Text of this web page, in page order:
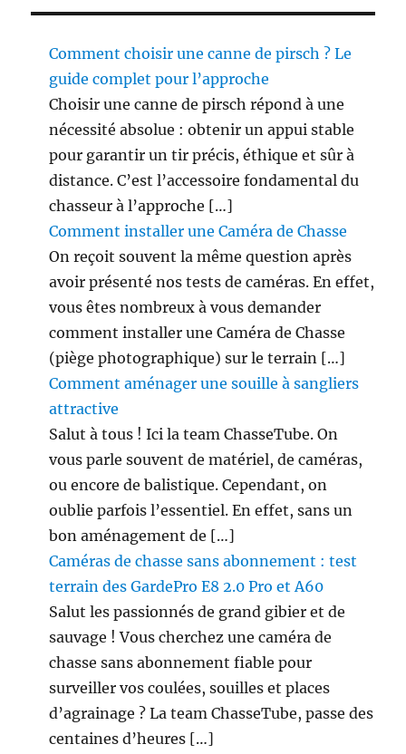
b
e
a
x
c
h
s
s
e
r
s
?
Comment choisir une canne de pirsch ? Le
guide complet pour l’approche
Choisir une canne de pirsch répond à une
nécessité absolue : obtenir un appui stable
pour garantir un tir précis, éthique et sûr à
distance. C’est l’accessoire fondamental du
chasseur à l’approche […]
Comment installer une Caméra de Chasse
On reçoit souvent la même question après
avoir présenté nos tests de caméras. En effet,
vous êtes nombreux à vous demander
comment installer une Caméra de Chasse
(piège photographique) sur le terrain […]
Comment aménager une souille à sangliers
attractive
Salut à tous ! Ici la team ChasseTube. On
vous parle souvent de matériel, de caméras,
ou encore de balistique. Cependant, on
oublie parfois l’essentiel. En effet, sans un
bon aménagement de […]
Caméras de chasse sans abonnement : test
terrain des GardePro E8 2.0 Pro et A60
Salut les passionnés de grand gibier et de
sauvage ! Vous cherchez une caméra de
chasse sans abonnement fiable pour
surveiller vos coulées, souilles et places
d’agrainage ? La team ChasseTube, passe des
centaines d’heures […]